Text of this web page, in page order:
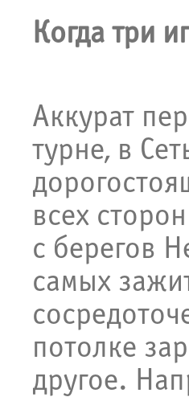
Когда три
Аккурат
турне, в
всех
с берегов
самых
потолке
другое.